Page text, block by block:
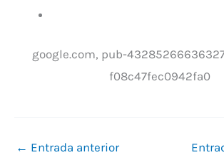
google.com, pub-
f08c47fec0942fa0
← Entrada anterior